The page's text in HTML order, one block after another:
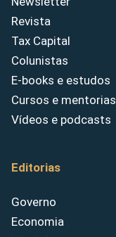
Revista
Tax Capital
Colunistas
E-books e estudos
Cursos e mentorias
Vídeos e podcasts
Editorias
Governo
Economia